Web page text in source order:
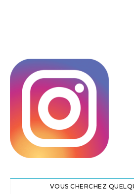
VOUS CHERCHEZ